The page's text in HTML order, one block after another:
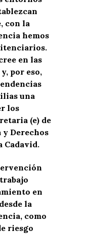
con la
hemos
en las
por eso,
una
los
(e) de
Derechos
Cadavid.
en
la
como
riesgo